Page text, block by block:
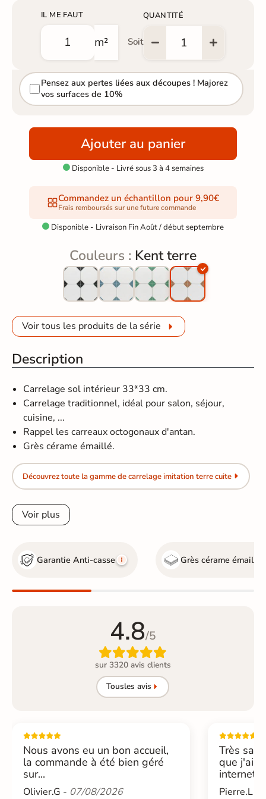
IL ME FAUT
m² Soit
QUANTITÉ
Pensez aux pertes liées aux découpes ! Majorez
vos surfaces de 10%
Ajouter au panier
Disponible - Livré sous 3 à 4 semaines
Commandez un échantillon pour 9,90€
Frais remboursés sur une future commande
 Disponible - Livraison Fin Août / début septembre
Couleurs : Kent terre
Voir tous les produits de la série
Description
Carrelage sol intérieur 33*33 cm.
Carrelage traditionnel, idéal pour salon, séjour,
cuisine, ...
Rappel les carreaux octogonaux d'antan.
Grès cérame émaillé.
Découvrez toute la gamme de carrelage imitation terre cuite
Voir plus
Garantie Anti-casse Grès cérame émaillé
4.8/5

sur 3320 avis clients
Tousles avis
Nous avons eu un bon accueil,
la commande à été bien géré
sur...
Olivier.G - 07/08/2026
Très
que j'ai
internet....
Pierre.L -